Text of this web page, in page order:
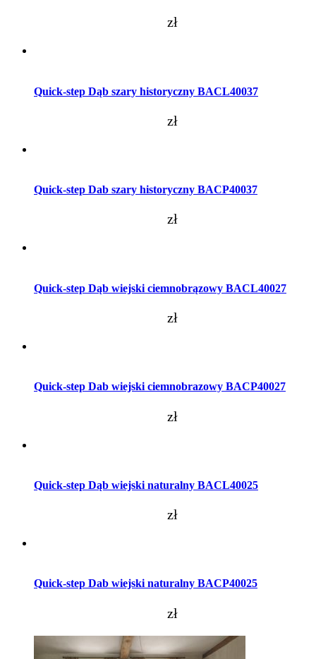
zł
Quick-step Dąb szary historyczny BACL40037
zł
Quick-step Dab szary historyczny BACP40037
zł
Quick-step Dąb wiejski ciemnobrązowy BACL40027
zł
Quick-step Dab wiejski ciemnobrazowy BACP40027
zł
Quick-step Dąb wiejski naturalny BACL40025
zł
Quick-step Dab wiejski naturalny BACP40025
zł